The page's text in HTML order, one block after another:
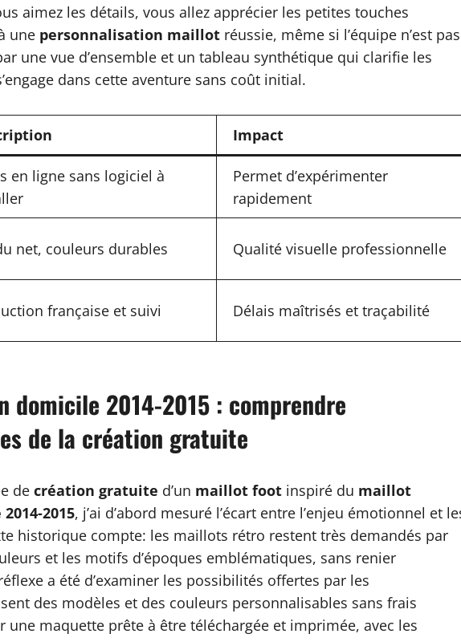
aimez les détails, vous allez apprécier les petites touches
une personnalisation maillot réussie, même si l’équipe n’est pas
une vue d’ensemble et un tableau synthétique qui clarifie les
dans cette aventure sans coût initial.
Impact
en ligne sans logiciel à
Permet d’expérimenter
rapidement
net, couleurs durables Qualité visuelle professionnelle
française et suivi Délais maîtrisés et traçabilité
domicile 2014-2015 : comprendre
de la création gratuite
de création gratuite d’un maillot foot inspiré du maillot
2015, j’ai d’abord mesuré l’écart entre l’enjeu émotionnel et
historique compte: les maillots rétro restent très demandés par
et les motifs d’époques emblématiques, sans renier
a été d’examiner les possibilités offertes par les
des modèles et des couleurs personnalisables sans frais
une maquette prête à être téléchargée et imprimée, avec les